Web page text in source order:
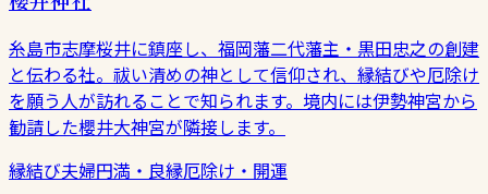
糸島市志摩桜井に鎮座し、福岡藩二代藩主・黒田忠之の創建
と伝わる社。祓い清めの神として信仰され、縁結びや厄除け
を願う人が訪れることで知られます。境内には伊勢神宮から
勧請した櫻井大神宮が隣接します。
縁結び夫婦円満・良縁厄除け・開運